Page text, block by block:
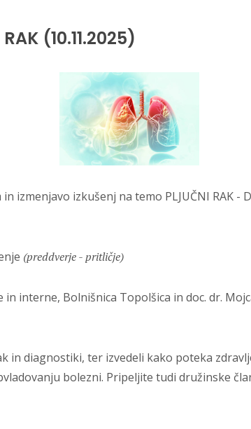
(10.11.2025)
izkušenj na temo PLJUČNI RAK -
(preddverje - pritličje)
in interne, Bolnišnica Topolšica in doc. dr.
in diagnostiki, ter izvedeli kako poteka
bolezni. Pripeljite tudi družinske